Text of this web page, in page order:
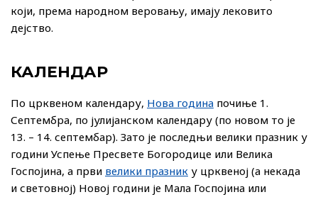
који, према народном веровању, имају лековито
дејство.
КАЛЕНДАР
По црквеном календару, Нова година почиње 1.
Септембра, по јулијанском календару (по новом то је
13. – 14. септембар). Зато је последњи велики празник у
години Успење Пресвете Богородице или Велика
Госпојина, а први велики празник у црквеној (а некада
и световној) Новој години је Мала Госпојина или